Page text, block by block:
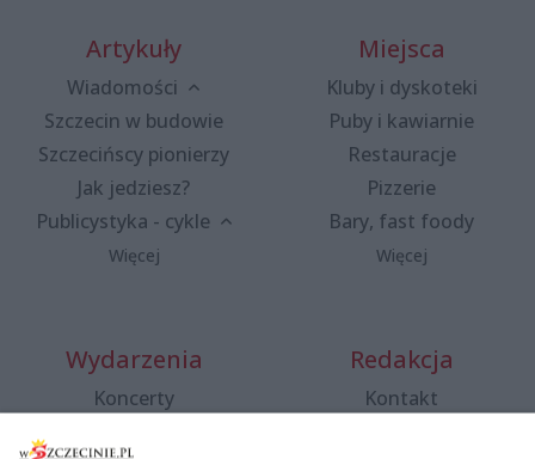
Artykuły
Wiadomości
Szczecin w budowie
Szczecińscy pionierzy
Jak jedziesz?
Publicystyka - cykle
Więcej
Miejsca
Kluby i dyskoteki
Puby i kawiarnie
Restauracje
Pizzerie
Bary, fast foody
Więcej
Wydarzenia
Koncerty
Redakcja
Kontakt